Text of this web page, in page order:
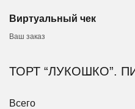
Виртуальный чек
Ваш заказ
ТОРТ “ЛУКОШКО”.
Всего